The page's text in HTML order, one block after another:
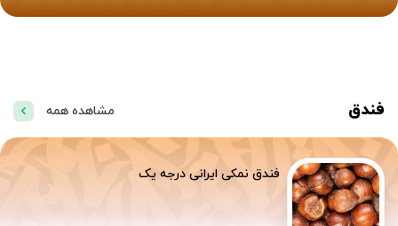
فندق مشاهده همه
فندق نمکی ایرانی درجه یک